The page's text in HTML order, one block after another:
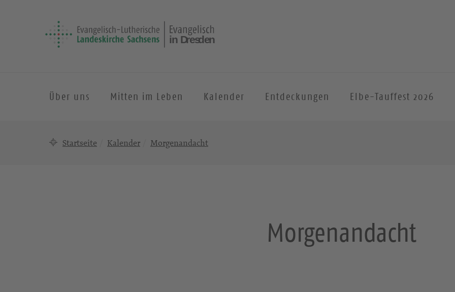
Über uns Mitten im Leben Kalender Entdeckungen Elbe-Tauffest 2026
Startseite Kalender Morgenandacht
Morgenandacht